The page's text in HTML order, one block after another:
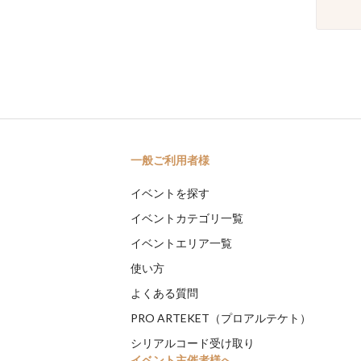
一般ご利用者様
イベントを探す
イベントカテゴリ一覧
イベントエリア一覧
使い方
よくある質問
PRO ARTEKET（プロアルテケト）
シリアルコード受け取り